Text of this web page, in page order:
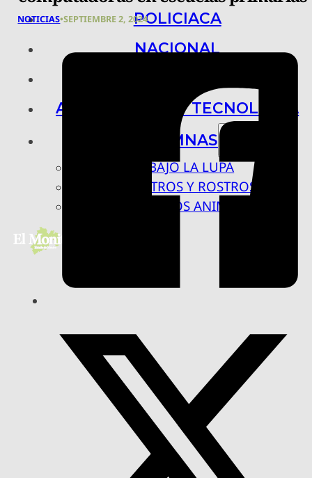
POLICIACA
NACIONAL
ARTE, CIENCIA Y TECNOLOGÍA
COLUMNAS
BAJO LA LUPA
RASTROS Y ROSTROS
VÍNCULOS ANIMALES
NOTICIAS•SEPTIEMBRE 2, 2024